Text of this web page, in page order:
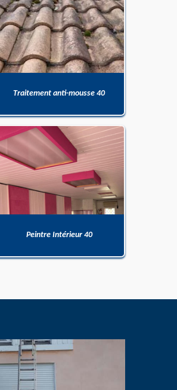
Traitement anti-mousse 40
Peintre Intérieur 40